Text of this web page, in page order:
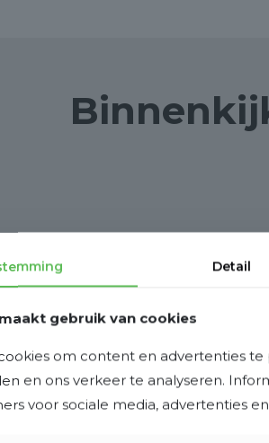
Detail
gebruik van cookies
om content en advertenties te
en ons verkeer te analyseren.
voor sociale media, advertenties en